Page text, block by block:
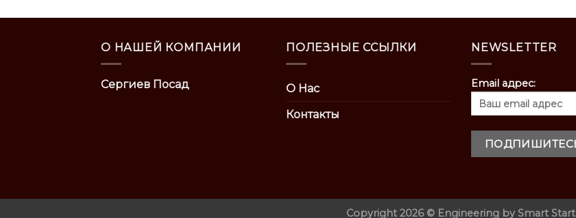
О НАШЕЙ КОМПАНИИ
Сергиев Посад
ПОЛЕЗНЫЕ ССЫЛКИ
О Нас
Контакты
NEWSLETTER
Email адрес:
Copyright 2026 © Engineering by Smart Start